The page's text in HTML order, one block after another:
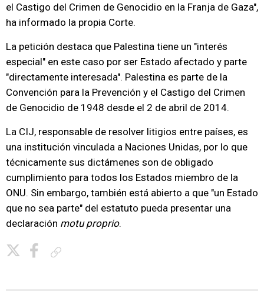
el Castigo del Crimen de Genocidio en la Franja de Gaza",
ha informado la propia Corte.
La petición destaca que Palestina tiene un "interés
especial" en este caso por ser Estado afectado y parte
"directamente interesada". Palestina es parte de la
Convención para la Prevención y el Castigo del Crimen
de Genocidio de 1948 desde el 2 de abril de 2014.
La CIJ, responsable de resolver litigios entre países, es
una institución vinculada a Naciones Unidas, por lo que
técnicamente sus dictámenes son de obligado
cumplimiento para todos los Estados miembro de la
ONU. Sin embargo, también está abierto a que "un Estado
que no sea parte" del estatuto pueda presentar una
declaración motu proprio.